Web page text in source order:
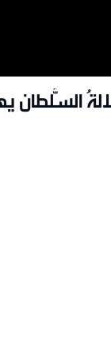
السُّلطان